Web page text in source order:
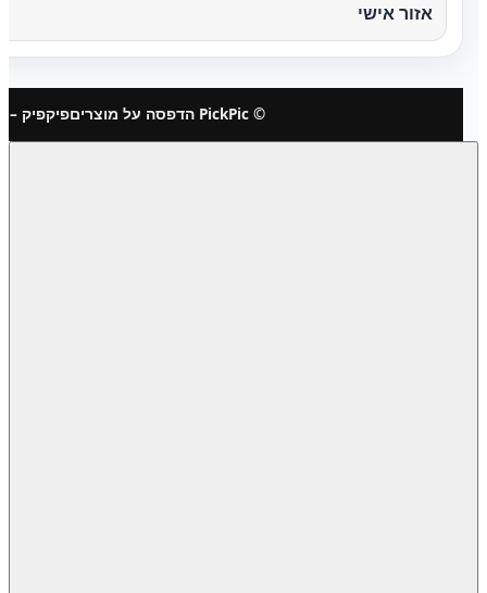
אזור אישי
© PickPic הדפסה על מוצרים פיקפיק –